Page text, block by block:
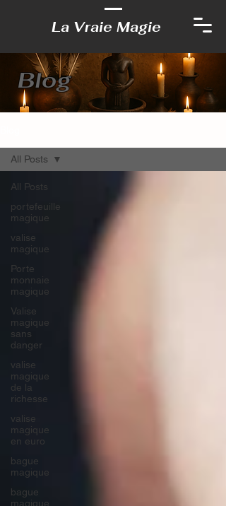
La Vraie Magie
Blog
All Posts
portefeuille
magique
valise
magique
Porte
monnaie
magique
Valise
magique
sans
danger
valise
magique
de la
richesse
valise
magique
en euro
bague
magique
bague
magique
All Posts